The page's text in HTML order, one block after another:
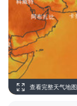
查看完整天气地图